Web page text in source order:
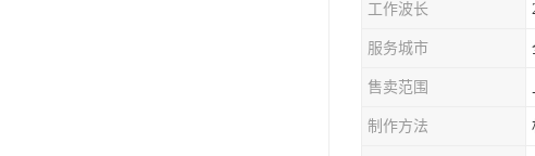
工作波长
服务城市
售卖范围
制作方法